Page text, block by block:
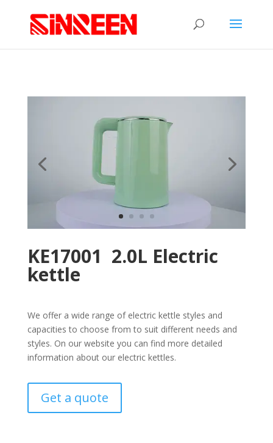
KE17001 2.0L Electric
kettle
We offer a wide range of electric kettle styles and
capacities to choose from to suit different needs and
styles. On our website you can find more detailed
information about our electric kettles.
Get a quote